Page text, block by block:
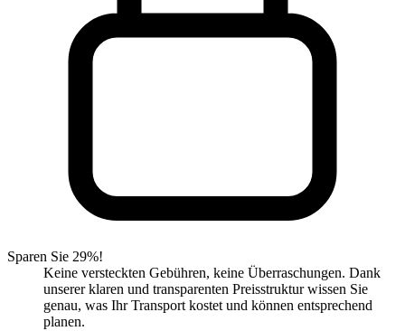
Sparen Sie 29%!
Keine versteckten Gebühren, keine Überraschungen. Dank
unserer klaren und transparenten Preisstruktur wissen Sie
genau, was Ihr Transport kostet und können entsprechend
planen.